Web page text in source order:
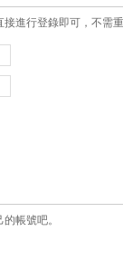
進行登錄即可，不需
帳號吧。